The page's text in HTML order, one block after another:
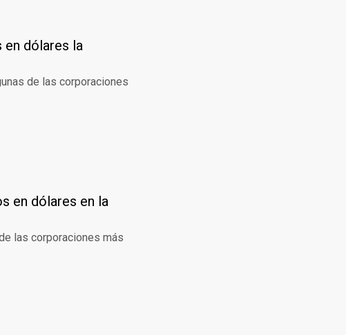
en dólares la
de las corporaciones
en dólares en la
las corporaciones más